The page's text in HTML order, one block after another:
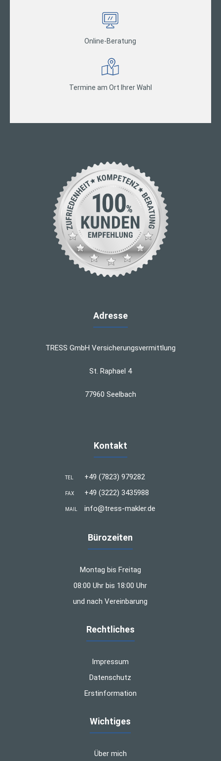
Online-Beratung
Termine am Ort Ihrer Wahl
Adresse
TRESS GmbH Versicherungsvermittlung
St. Raphael 4
77960 Seelbach
Kontakt
TEL +49 (7823) 979282
FAX +49 (3222) 3435988
MAIL info@tress-makler.de
Bürozeiten
Montag bis Freitag
08:00 Uhr bis 18:00 Uhr
und nach Vereinbarung
Rechtliches
Impressum
Datenschutz
Erstinformation
Wichtiges
Über mich